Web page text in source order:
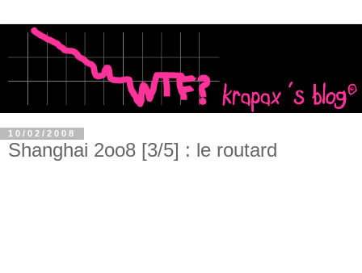
10/02/2008
Shanghai 2oo8 [3/5] : le routard